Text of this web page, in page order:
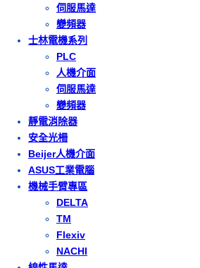
伺服馬達
變頻器
士林電機系列
PLC
人機介面
伺服馬達
變頻器
靜電消除器
安全光柵
Beijer人機介面
ASUS工業電腦
機械手臂專區
DELTA
TM
Flexiv
NACHI